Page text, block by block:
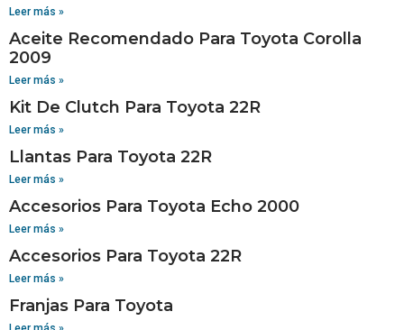
Leer más »
Aceite Recomendado Para Toyota Corolla
2009
Leer más »
Kit De Clutch Para Toyota 22R
Leer más »
Llantas Para Toyota 22R
Leer más »
Accesorios Para Toyota Echo 2000
Leer más »
Accesorios Para Toyota 22R
Leer más »
Franjas Para Toyota